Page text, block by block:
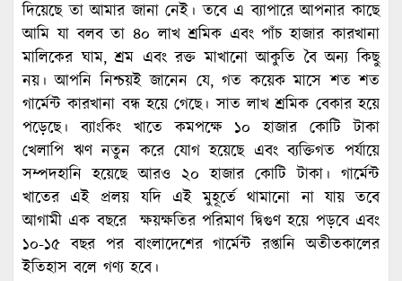
দিয়েছে তা আমার জানা নেই। তবে এ ব্যাপারে আপনার কাছে
আমি যা বলব তা ৪০ লাখ শ্রমিক এবং পাঁচ হাজার কারখানা
মালিকের ঘাম, শ্রম এবং রক্ত মাখানো আকুতি বৈ অন্য কিছু
নয়। আপনি নিশ্চয়ই জানেন যে, গত কয়েক মাসে শত শত
গার্মেন্ট কারখানা বন্ধ হয়ে গেছে। সাত লাখ শ্রমিক বেকার হয়ে
পড়েছে। ব্যাংকিং খাতে কমপক্ষে ১০ হাজার কোটি টাকা
খেলাপি ঋণ নতুন করে যোগ হয়েছে এবং ব্যক্তিগত পর্যায়ে
সম্পদহানি হয়েছে আরও ২০ হাজার কোটি টাকা। গার্মেন্ট
খাতের এই প্রলয় যদি এই মুহূর্তে থামানো না যায় তবে
আগামী এক বছরে ক্ষয়ক্ষতির পরিমাণ দ্বিগুণ হয়ে পড়বে এবং
১০-১৫ বছর পর বাংলাদেশের গার্মেন্ট রপ্তানি অতীতকালের
ইতিহাস বলে গণ্য হবে।